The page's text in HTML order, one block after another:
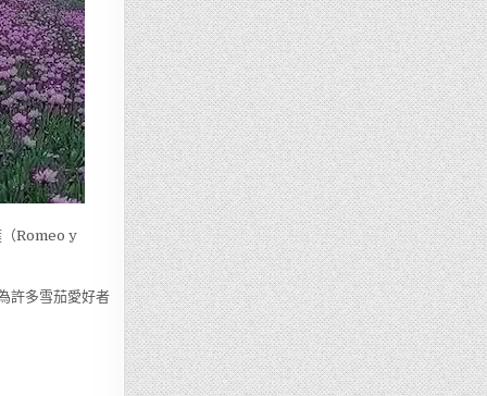
（Romeo y
許多雪茄愛好者